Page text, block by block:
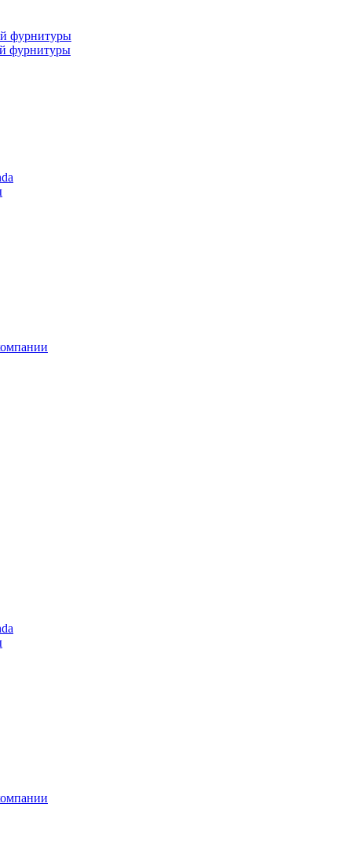
фурнитуры
фурнитуры